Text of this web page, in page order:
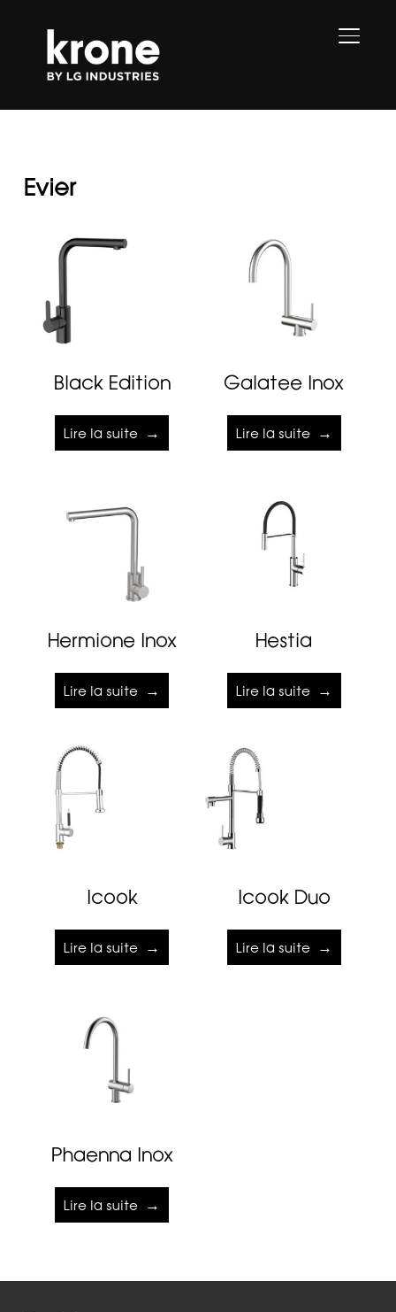
Evier
Black Edition
Lire la suite
Galatee Inox
Lire la suite
Hermione Inox
Lire la suite
Hestia
Lire la suite
Icook
Lire la suite
Icook Duo
Lire la suite
Phaenna Inox
Lire la suite